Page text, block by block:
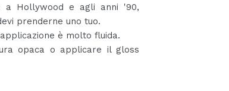
a Hollywood e agli anni '90,
prenderne uno tuo.
è molto fluida.
opaca o applicare il gloss